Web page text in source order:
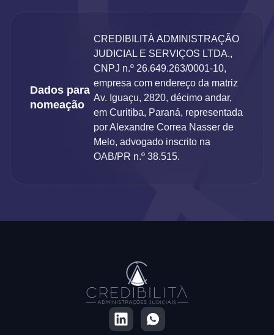
Dados para
nomeação
CREDIBILITÀ ADMINISTRAÇÃO
JUDICIAL E SERVIÇOS LTDA.,
CNPJ n.º 26.649.263/0001-10,
empresa com endereço da matriz
Av. Iguaçu, 2820, décimo andar,
em Curitiba, Paraná, representada
por Alexandre Correa Nasser de
Melo, advogado inscrito na
OAB/PR n.º 38.515.